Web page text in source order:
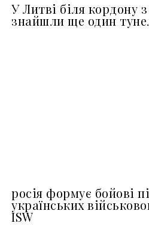
У Литві біля кордону
знайшли ще один
росія формує бойові
українських
ISW